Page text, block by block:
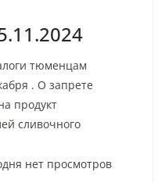
тюменцам
. О запрете
продукт
сливочного
нет просмотров